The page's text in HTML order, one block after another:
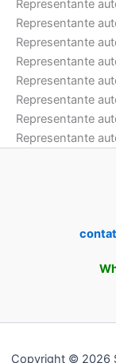
Representante
Representante
Representante
Representante
Representante
Representante
Representante
Representante
Copyright © 2026